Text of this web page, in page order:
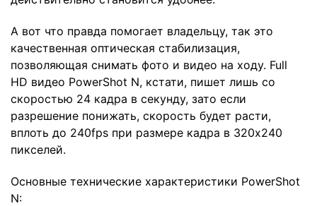
А вот что правда помогает владельцу, так это
качественная оптическая стабилизация,
позволяющая снимать фото и видео на ходу. Full
HD видео PowerShot N, кстати, пишет лишь со
скоростью 24 кадра в секунду, зато если
разрешение понижать, скорость будет расти,
вплоть до 240fps при размере кадра в 320х240
пикселей.
Основные технические характеристики PowerShot
N: